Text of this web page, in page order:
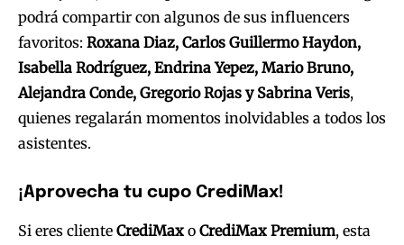
podrá compartir con algunos de sus influencers
favoritos: Roxana Diaz, Carlos Guillermo Haydon,
Isabella Rodríguez, Endrina Yepez, Mario Bruno,
Alejandra Conde, Gregorio Rojas y Sabrina Veris,
quienes regalarán momentos inolvidables a todos los
asistentes.
¡Aprovecha tu cupo CrediMax!
Si eres cliente CrediMax o CrediMax Premium, esta